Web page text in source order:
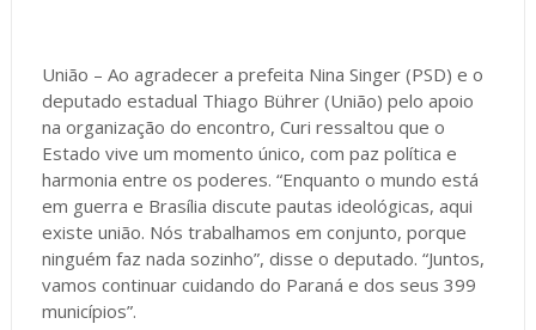
União – Ao agradecer a prefeita Nina Singer (PSD) e o
deputado estadual Thiago Bührer (União) pelo apoio
na organização do encontro, Curi ressaltou que o
Estado vive um momento único, com paz política e
harmonia entre os poderes. “Enquanto o mundo está
em guerra e Brasília discute pautas ideológicas, aqui
existe união. Nós trabalhamos em conjunto, porque
ninguém faz nada sozinho”, disse o deputado. “Juntos,
vamos continuar cuidando do Paraná e dos seus 399
municípios”.